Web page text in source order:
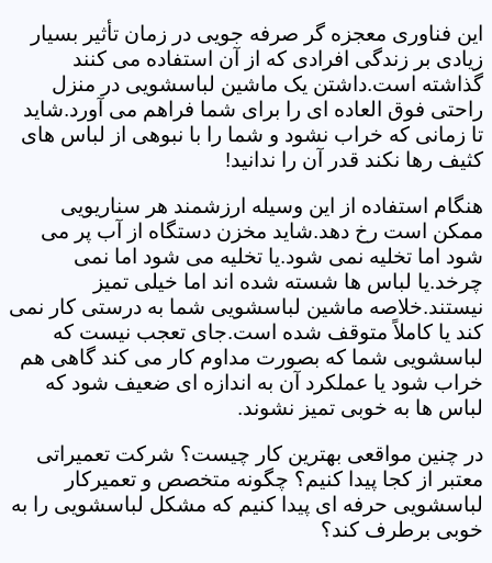
این فناوری معجزه گر صرفه جویی در زمان تأثیر بسیار
زیادی بر زندگی افرادی که از آن استفاده می کنند
گذاشته است.داشتن یک ماشین لباسشویی در منزل
راحتی فوق العاده ای را برای شما فراهم می آورد.شاید
تا زمانی که خراب نشود و شما را با نبوهی از لباس های
کثیف رها نکند قدر آن را ندانید!
هنگام استفاده از این وسیله ارزشمند هر سناریویی
ممکن است رخ دهد.شاید مخزن دستگاه از آب پر می
شود اما تخلیه نمی شود.یا تخلیه می شود اما نمی
چرخد.یا لباس ها شسته شده اند اما خیلی تمیز
نیستند.خلاصه ماشین لباسشویی شما به درستی کار نمی
کند یا کاملاً متوقف شده است.جای تعجب نیست که
لباسشویی شما که بصورت مداوم کار می کند گاهی هم
خراب شود یا عملکرد آن به اندازه ای ضعیف شود که
لباس ها به خوبی تمیز نشوند.
در چنین مواقعی بهترین کار چیست؟ شرکت تعمیراتی
معتبر از کجا پیدا کنیم؟ چگونه متخصص و تعمیرکار
لباسشویی حرفه ای پیدا کنیم که مشکل لباسشویی را به
خوبی برطرف کند؟